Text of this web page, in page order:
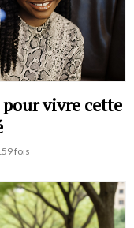
pour vivre cette
fois